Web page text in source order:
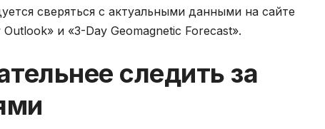
сверяться с актуальными данными на сайте
и «3-Day Geomagnetic Forecast».
следить за